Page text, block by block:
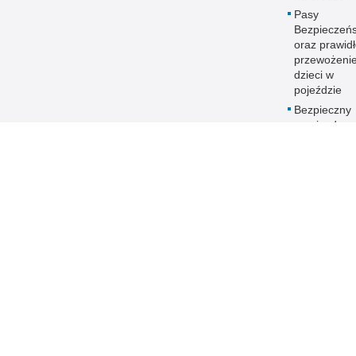
Pasy
oraz
dzieci w
pojeździe
Bezpieczny
przejazd